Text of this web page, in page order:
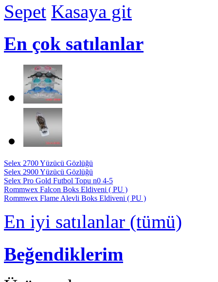
Sepet Kasaya git
En çok satılanlar
Selex 2700 Yüzücü Gözlüğü
Selex 2900 Yüzücü Gözlüğü
Selex Pro Gold Futbol Topu n0 4-5
Rommwex Falcon Boks Eldiveni ( PU )
Rommwex Flame Alevli Boks Eldiveni ( PU )
En iyi satılanlar (tümü)
Beğendiklerim